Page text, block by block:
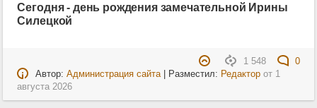
Сегодня - день рождения замечательной Ирины
Силецкой
1 548
0
Автор: Администрация сайта| Разместил: Редакторот 1
августа 2026